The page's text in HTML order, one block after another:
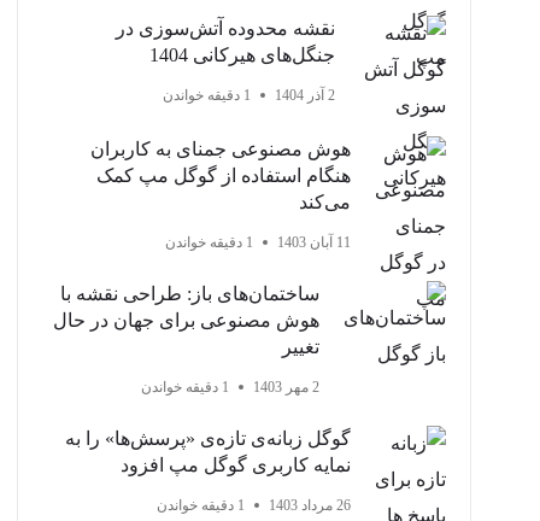
نقشه محدوده آتش‌سوزی در
جنگل‌های هیرکانی 1404
2 آذر 1404 1 دقیقه خواندن
هوش مصنوعی جمنای به کاربران
هنگام استفاده از گوگل مپ کمک
می‌کند
11 آبان 1403 1 دقیقه خواندن
ساختمان‌های باز: طراحی نقشه با
هوش مصنوعی برای جهان در حال
تغییر
2 مهر 1403 1 دقیقه خواندن
گوگل زبانه‌ی تازه‌ی «پرسش‌ها» را به
نمایه کاربری گوگل مپ افزود
26 مرداد 1403 1 دقیقه خواندن